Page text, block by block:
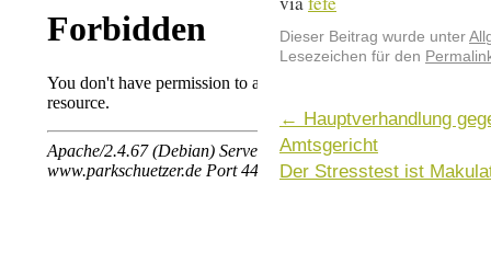
Dieser Beitrag wurde unter
Lesezeichen für den
← Hauptverhandlung
Amtsgericht
Der Stresstest ist